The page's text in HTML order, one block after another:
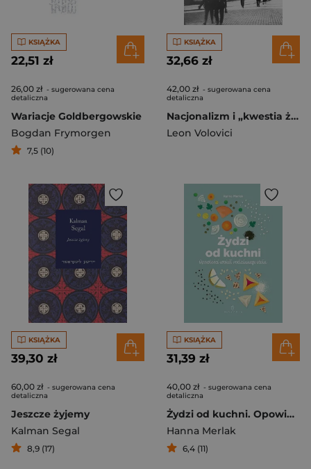
KSIĄŻKA
22,51 zł
26,00 zł - sugerowana cena
detaliczna
Wariacje Goldbergowskie
Bogdan Frymorgen
7,5 (10)
KSIĄŻKA
32,66 zł
42,00 zł - sugerowana cena
detaliczna
Nacjonalizm i „kwestia żydowska” w Rumunii lat trzydziestych XX wieku
Leon Volovici
KSIĄŻKA
39,30 zł
60,00 zł - sugerowana cena
detaliczna
Jeszcze żyjemy
Kalman Segal
8,9 (17)
KSIĄŻKA
31,39 zł
40,00 zł - sugerowana cena
detaliczna
Żydzi od kuchni. Opowieści wokół rodzinnego stołu
Hanna Merlak
6,4 (11)